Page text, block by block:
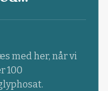
med her, når vi
100